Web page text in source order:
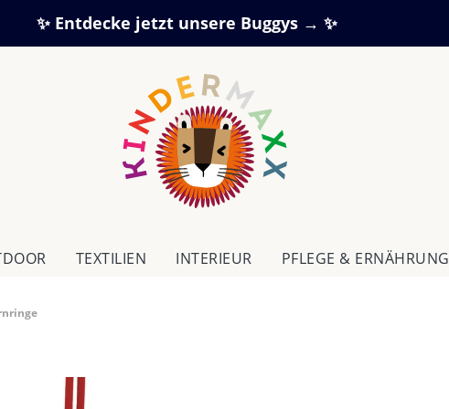
✨ Entdecke jetzt unsere Buggys → ✨
TEXTILIEN IN­TE­RI­EUR PFLEGE & ERNÄHRUNG